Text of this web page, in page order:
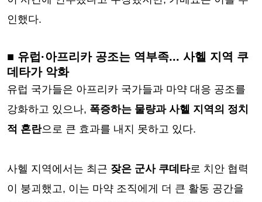
인했다.
■ 유럽·아프리카 공조는 역부족... 사헬 지역 쿠
데타가 악화
유럽 국가들은 아프리카 국가들과 마약 대응 공조를
강화하고 있으나, 폭증하는 물량과 사헬 지역의 정치
적 혼란으로 큰 효과를 내지 못하고 있다.
사헬 지역에서는 최근 잦은 군사 쿠데타로 치안 협력
이 붕괴했고, 이는 마약 조직에게 더 큰 활동 공간을